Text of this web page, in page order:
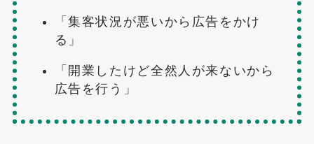
「集客状況が悪いから広告をかけ
る」
「開業したけど全然人が来ないから
広告を行う」